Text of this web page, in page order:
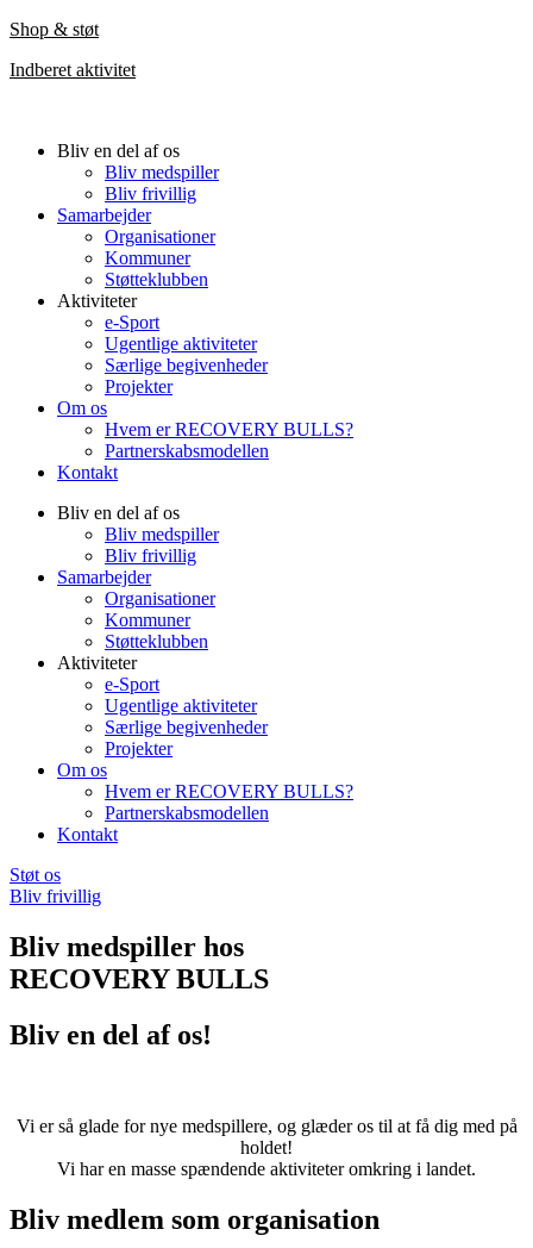
Shop & støt
Indberet aktivitet
Bliv en del af os
Bliv medspiller
Bliv frivillig
Samarbejder
Organisationer
Kommuner
Støtteklubben
Aktiviteter
e-Sport
Ugentlige aktiviteter
Særlige begivenheder
Projekter
Om os
Hvem er RECOVERY BULLS?
Partnerskabsmodellen
Kontakt
Bliv en del af os
Bliv medspiller
Bliv frivillig
Samarbejder
Organisationer
Kommuner
Støtteklubben
Aktiviteter
e-Sport
Ugentlige aktiviteter
Særlige begivenheder
Projekter
Om os
Hvem er RECOVERY BULLS?
Partnerskabsmodellen
Kontakt
Støt os
Bliv frivillig
Bliv medspiller hos
RECOVERY BULLS
Bliv en del af os!
Vi er så glade for nye medspillere, og glæder os til at få dig med på
holdet!
Vi har en masse spændende aktiviteter omkring i landet.
Bliv medlem som organisation